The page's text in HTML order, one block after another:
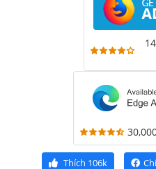
Thích 106k